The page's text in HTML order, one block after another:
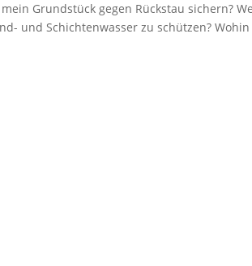
Grundstück gegen Rückstau sichern?
und Schichtenwasser zu schützen?